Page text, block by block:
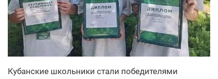
Кубанские школьники стали победителями